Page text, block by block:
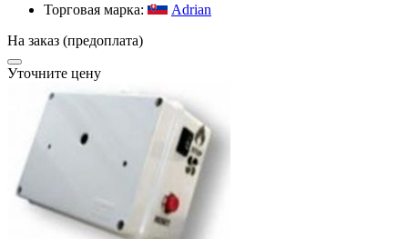
Торговая марка:
Adrian
На заказ (предоплата)
Уточните цену